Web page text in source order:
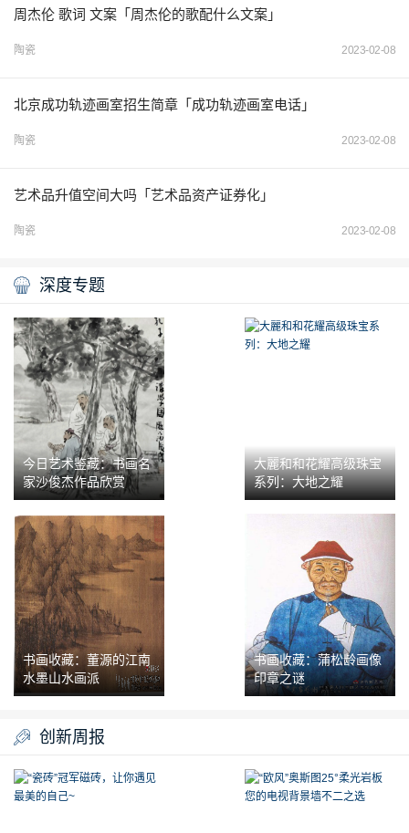
周杰伦 歌词 文案「周杰伦的歌配什么文案」
陶瓷 2023-02-08
北京成功轨迹画室招生简章「成功轨迹画室电话」
陶瓷 2023-02-08
艺术品升值空间大吗「艺术品资产证券化」
陶瓷 2023-02-08
深度专题
今日艺术鉴藏：书画名
家沙俊杰作品欣赏
大麗和和花耀高级珠宝
系列：大地之耀
书画收藏：董源的江南
水墨山水画派
书画收藏：蒲松龄画像
印章之谜
创新周报